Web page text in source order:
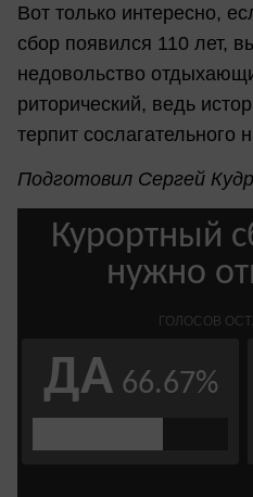
Вот только интересно,
сбор появился 110 лет,
недовольство
риторический, ведь
терпит сослагательного
Подготовил Сергей